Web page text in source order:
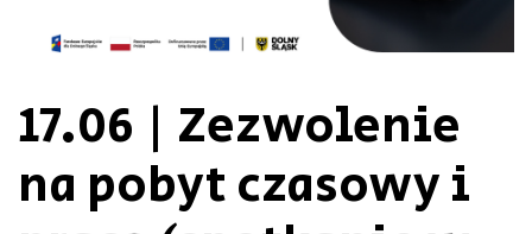
17.06 | Zezwolenie
na pobyt czasowy i